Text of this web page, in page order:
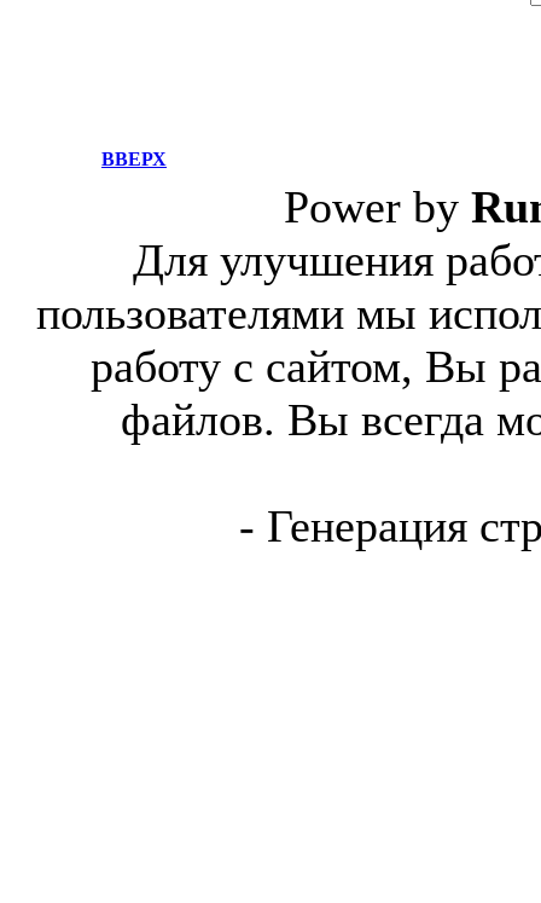
ВВЕРХ
Power by
Для улучшения
пользователями мы
работу с сайтом, Вы
файлов. Вы всегда
- Генерация